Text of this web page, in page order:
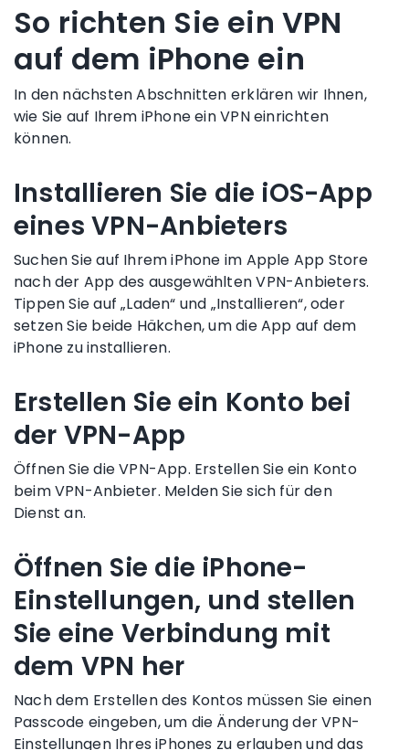
So richten Sie ein VPN
auf dem iPhone ein
In den nächsten Abschnitten erklären wir Ihnen,
wie Sie auf Ihrem iPhoneeinVPN einrichten
können.
Installieren Sie die iOS-App
einesVPN-Anbieters
Suchen Sie auf IhremiPhone im Apple App Store
nach der App des ausgewähltenVPN-Anbieters.
Tippen Sie auf „Laden“ und „Installieren“, oder
setzen Sie beide Häkchen, um die App auf dem
iPhone zu installieren.
Erstellen Sie ein Konto bei
der VPN-App
Öffnen Sie dieVPN-App. Erstellen Sie ein Konto
beimVPN-Anbieter. Melden Sie sich für den
Dienst an.
Öffnen Sie die iPhone-
Einstellungen, und stellen
Sie eine Verbindung mit
dem VPN her
Nach dem Erstellen des Kontos müssen Sie einen
Passcode eingeben, um die Änderung derVPN-
EinstellungenIhres iPhones zu erlauben und das